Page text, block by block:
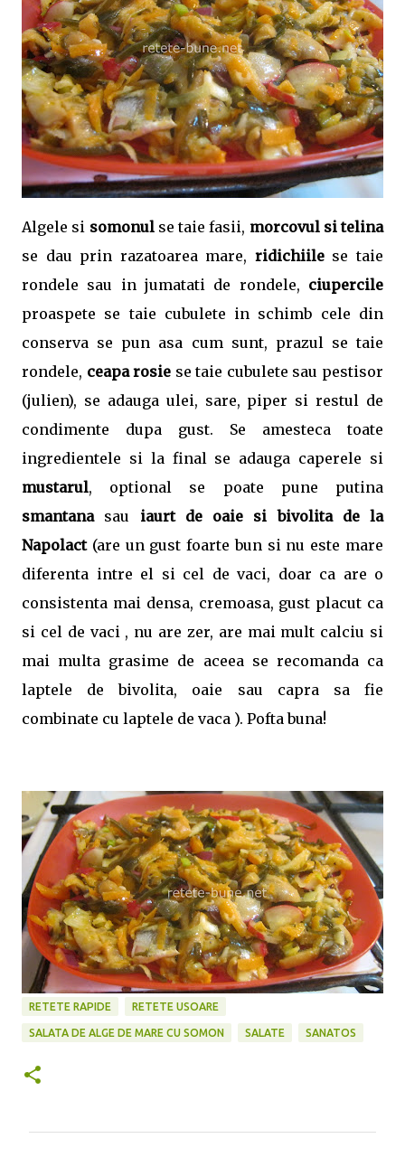
Algele si somonulse taie fasii, morcovul si telina
se dau prin razatoarea mare, ridichiilese taie
rondele sau in jumatati de rondele, ciupercile
proaspete se taie cubulete in schimb cele din
conserva se pun asa cum sunt, prazul se taie
rondele, ceapa rosie se taie cubulete sau pestisor
(julien), se adauga ulei, sare, piper si restul de
condimente dupa gust. Se amesteca toate
ingredientele si la final se adauga caperele si
mustarul, optional se poate pune putina
smantana sau iaurt de oaie si bivolita de la
Napolact(are un gust foarte bun si nu este mare
diferenta intre el si cel de vaci, doar ca are o
consistenta mai densa, cremoasa, gust placut ca
si cel de vaci , nu are zer, are mai mult calciu si
mai multa grasime de aceea se recomanda ca
laptele de bivolita, oaie sau capra sa fie
combinate cu laptele de vaca ). Pofta buna!
RETETE RAPIDE RETETE USOARE
SALATA DE ALGE DE MARE CU SOMON SALATE SANATOS